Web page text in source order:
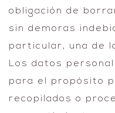
obligación de
sin demoras
particular, una de
Los datos
para el propósito
recopilados o